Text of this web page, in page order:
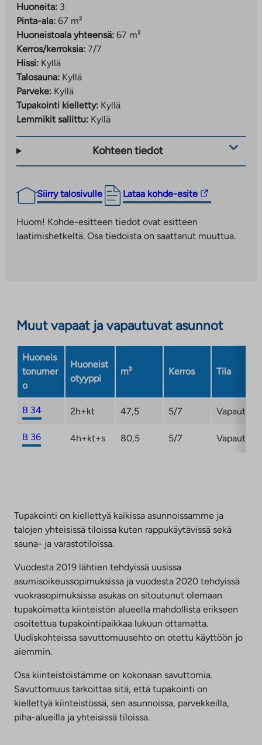
Huoneita: 3
Pinta-ala: 67 m²
Huoneistoala yhteensä: 67 m²
Kerros/kerroksia: 7/7
Hissi: Kyllä
Talosauna: Kyllä
Parveke: Kyllä
Tupakointi kielletty: Kyllä
Lemmikit sallittu: Kyllä
Kohteen tiedot
Siirry talosivulle Lataa kohde-esite
Linkki
vie
ulkopuoliseen
palveluun.
Huom! Kohde-esitteen tiedot ovat esitteen
laatimishetkeltä. Osa tiedoista on saattanut muuttua.
Muut vapaat ja vapautuvat asunnot
Huoneis
tonumer
o
Huoneist
otyyppi
m² Kerros Tila
B 34 2h+kt 47,5 5/7
B 36 4h+kt+s 80,5 5/7
Tupakointi on kiellettyä kaikissa asunnoissamme ja
talojen yhteisissä tiloissa kuten rappukäytävissä sekä
sauna- ja varastotiloissa.
Vuodesta 2019 lähtien tehdyissä uusissa
asumisoikeussopimuksissa ja vuodesta 2020 tehdyissä
vuokrasopimuksissa asukas on sitoutunut olemaan
tupakoimatta kiinteistön alueella mahdollista erikseen
osoitettua tupakointipaikkaa lukuun ottamatta.
Uudiskohteissa savuttomuusehto on otettu käyttöön jo
aiemmin.
Osa kiinteistöistämme on kokonaan savuttomia.
Savuttomuus tarkoittaa sitä, että tupakointi on
kiellettyä kiinteistössä, sen asunnoissa, parvekkeilla,
piha-alueilla ja yhteisissä tiloissa.